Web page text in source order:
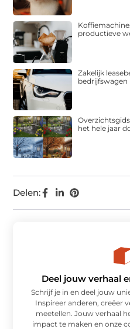
Delen:
productieve
Zakelijk
bedrijfswagen
het hele jaar
Deel jouw verhaal
Schrijf je in en deel jouw
Inspireer anderen, creëer
meetellen. Jouw verhaal
impact te maken en onze